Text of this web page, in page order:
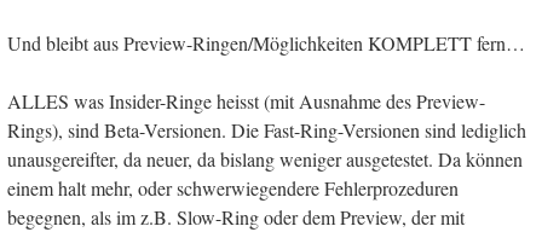
Und bleibt aus Preview-Ringen/Möglichkeiten KOMPLETT fern…
ALLES was Insider-Ringe heisst (mit Ausnahme des Preview-
Rings), sind Beta-Versionen. Die Fast-Ring-Versionen sind lediglich
unausgereifter, da neuer, da bislang weniger ausgetestet. Da können
einem halt mehr, oder schwerwiegendere Fehlerprozeduren
begegnen, als im z.B. Slow-Ring oder dem Preview, der mit